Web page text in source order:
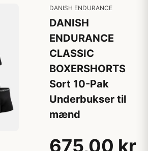
DANISH ENDURANCE
DANISH
ENDURANCE
CLASSIC
BOXERSHORTS
Sort 10-Pak
Underbukser til
mænd
675,00 kr